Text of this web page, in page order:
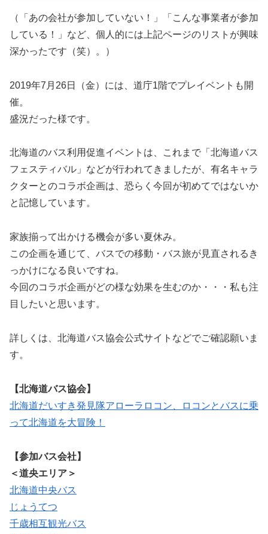
（「あの会社が参加していない！」「こんな事業者が参加
している！」など、個人的には上記ページのリストが興味
深かったです（笑）。）
2019年7月26日（金）には、道庁1階でプレイベントも開
催。
盛況だった様です。
北海道のバス利用促進イベントは、これまで「北海道バス
フェスティバル」などが行われてきましたが、有名キャラ
クターとのコラボ企画は、恐らく今回が初めてではないか
と記憶しています。
家族揃って出かける機会が多い夏休み。
この企画を通じて、バスでの移動・バス旅が見直されるき
っかけになる良いですね。
今回のコラボ企画がどの様な効果を生むのか・・・私も注
目したいと思います。
詳しくは、北海道バス協会公式サイトなどでご確認願いま
す。
【北海道バス協会】
北海道だいすき発見隊アローラロコン、ロコンとバスに乗
って北海道を大冒険！
【参加バス会社】
＜道央エリア＞
北海道中央バス
じょうてつ
千歳相互観光バス